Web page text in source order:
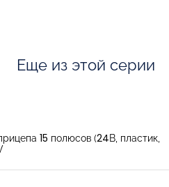
Еще из этой серии
15 полюсов (24В, пластик,